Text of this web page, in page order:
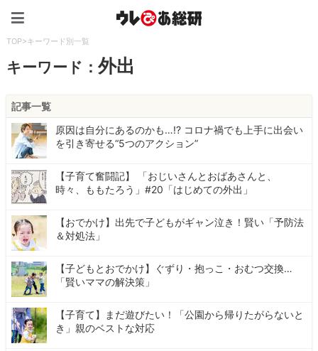
TOP>キーワード別一覧
キーワード：外出
記事一覧
原因は自分にあるのかも…!? コロナ禍でも上手に出会い
を引き寄せる“5つのアクション”
【子育て奮闘記】 「おじいさんとおばあさんと、
時々、ももたろう」#20「はじめての外出」
【おでかけ】出先で子どもがギャン泣き！賢い「予防法
＆対処法」
【子どもとおでかけ】ぐずり・抱っこ・おむつ交換…
「賢いママの解決策」
【子育て】まだ遊びたい！「公園から帰りたがらないと
き」親のベストな対応